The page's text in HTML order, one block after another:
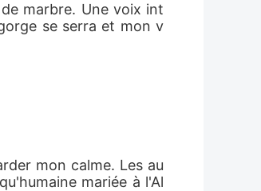
marbre. Une voix int
se serra et mon v
mon calme. Les au
mariée à l'Al